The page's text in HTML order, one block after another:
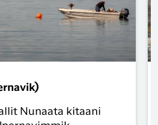
Nunaata kitaani